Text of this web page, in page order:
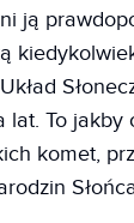
ją
lat. To jakby
komet,